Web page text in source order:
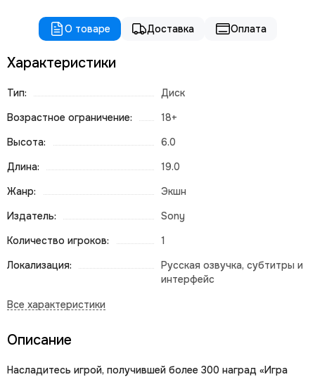
О товаре Доставка Оплата
Характеристики
Тип:
Диск
Возрастное ограничение:
18+
Высота:
6.0
Длина:
19.0
Жанр:
Экшн
Издатель:
Sony
Количество игроков:
1
Локализация:
Русская озвучка, субтитры и
интерфейс
Описание
Насладитесь игрой, получившей более 300 наград «Игра